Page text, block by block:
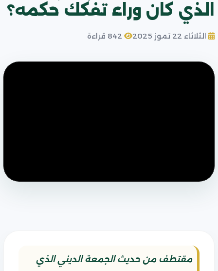
الذي كان وراء تفكك حكمه؟
الثلاثاء 22 تموز 2025
مقتطف من حديث الجمعة الديني الذي